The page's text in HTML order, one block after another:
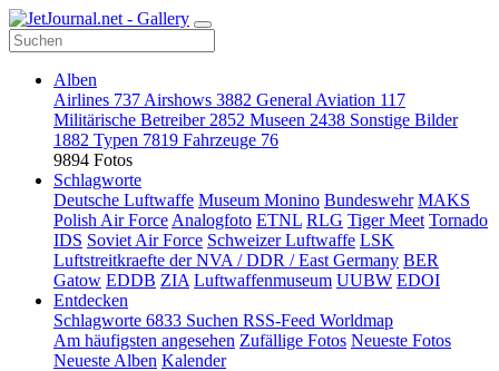
Alben
Airlines 737 Airshows 3882 General Aviation 117
Militärische Betreiber 2852 Museen 2438 Sonstige Bilder
1882 Typen 7819 Fahrzeuge 76
9894 Fotos
Schlagworte
Deutsche Luftwaffe Museum Monino Bundeswehr MAKS
Polish Air Force Analogfoto ETNL RLG Tiger Meet Tornado
IDS Soviet Air Force Schweizer Luftwaffe LSK
Luftstreitkraefte der NVA / DDR / East Germany BER
Gatow EDDB ZIA Luftwaffenmuseum UUBW EDOI
Entdecken
Schlagworte 6833 Suchen RSS-Feed Worldmap
Am häufigsten angesehen Zufällige Fotos Neueste Fotos
Neueste Alben Kalender